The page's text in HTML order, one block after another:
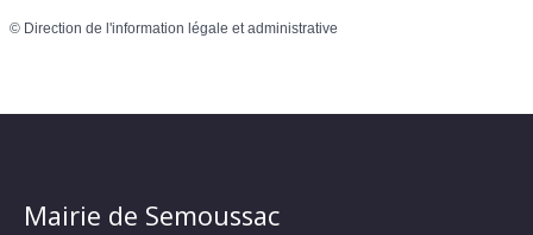
© Direction de l'information légale et administrative
Mairie de Semoussac